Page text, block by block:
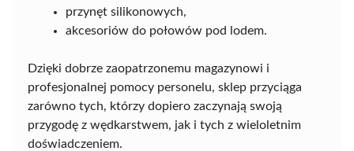
przynęt silikonowych,
akcesoriów do połowów pod lodem.
Dzięki dobrze zaopatrzonemu magazynowi i
profesjonalnej pomocy personelu, sklep przyciąga
zarówno tych, którzy dopiero zaczynają swoją
przygodę z wędkarstwem, jak i tych z wieloletnim
doświadczeniem.